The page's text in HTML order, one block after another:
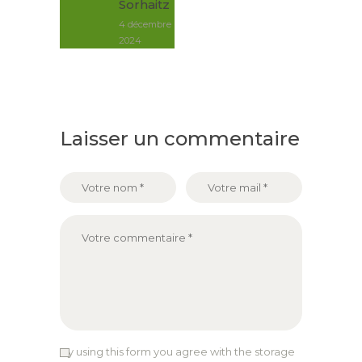
Sorhaitz
4 décembre
2024
Laisser un commentaire
By using this form you agree with the storage